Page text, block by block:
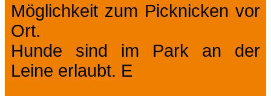
Möglichkeit zum Picknicken vor
Ort.
Hunde sind im Park an der
Leine erlaubt. E